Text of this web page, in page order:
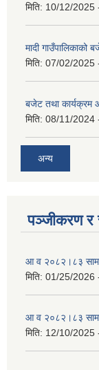
मिति: 10/12/2025
मादी
मिति: 07/02/2025
बजेट तथा कार्यक्रम
मिति: 08/11/2024
अन्य
पञ्जीकरण र
आ व २०८२।८३
मिति: 01/25/2026
आ व २०८२।८३
मिति: 12/10/2025